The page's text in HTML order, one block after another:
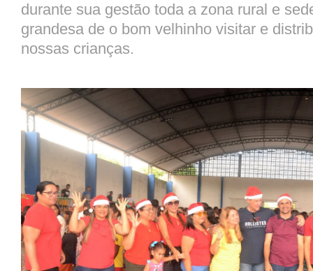
durante sua gestão toda a zona rural e
grandesa de o bom velhinho visitar e
nossas crianças.